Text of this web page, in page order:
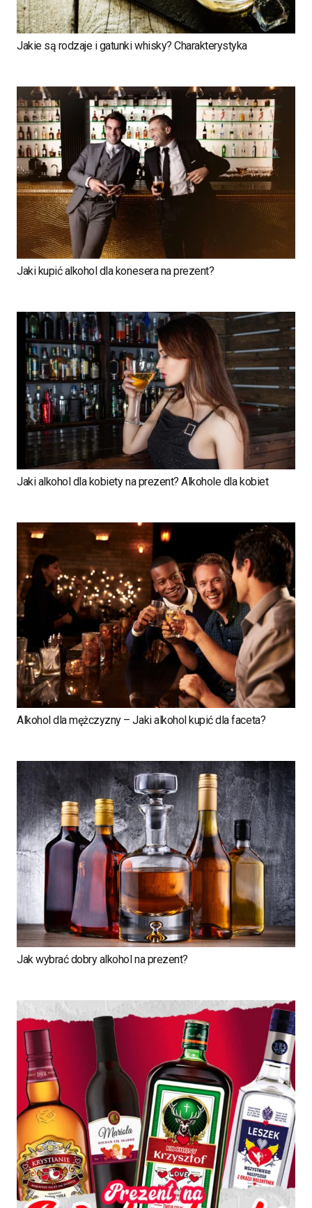
Jakie są rodzaje i gatunki whisky? Charakterystyka
Jaki kupić alkohol dla konesera na prezent?
Jaki alkohol dla kobiety na prezent? Alkohole dla kobiet
Alkohol dla mężczyzny – Jaki alkohol kupić dla faceta?
Jak wybrać dobry alkohol na prezent?